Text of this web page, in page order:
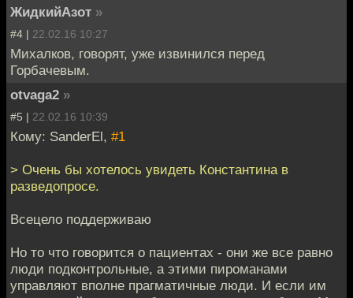
ЖидкийАзот »
#4 | 22.02.16 10:27
Михалков, говорят, уже извинился перед
Горбачевым.
otvaga2 »
#5 | 22.02.16 10:39
Кому: SanderEl, #1
> Очень бы хотелось увидеть Константина в
разведопросе.
Всецело поддерживаю
Но то что говорится о пациентах - они же все равно
люди подконтрольные, а этими пироманами
управляют вполне прагматичные люди. И если им